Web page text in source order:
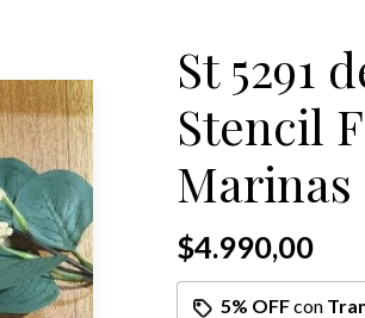
St 5291
Stencil
Marinas
$4.990,00
5% OFFcon